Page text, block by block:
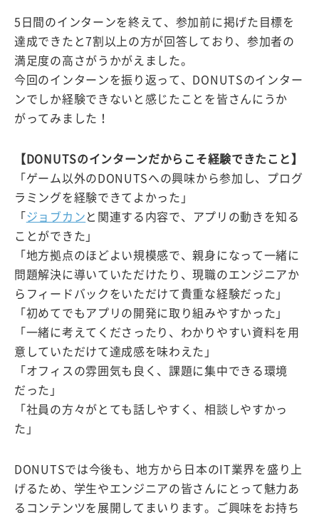
5日間のインターンを終えて、参加前に掲げた目標を
達成できたと7割以上の方が回答しており、参加者の
満足度の高さがうかがえました。
今回のインターンを振り返って、DONUTSのインター
ンでしか経験できないと感じたことを皆さんにうか
がってみました！
【DONUTSのインターンだからこそ経験できたこと】
「ゲーム以外のDONUTSへの興味から参加し、プログ
ラミングを経験できてよかった」
「ジョブカン と関連する内容で、アプリの動きを知る
ことができた」
「地方拠点のほどよい規模感で、親身になって一緒に
問題解決に導いていただけたり、現職のエンジニアか
らフィードバックをいただけて貴重な経験だった」
「初めてでもアプリの開発に取り組みやすかった」
「一緒に考えてくださったり、わかりやすい資料を用
意していただけて達成感を味わえた」
「オフィスの雰囲気も良く、課題に集中できる環境
だった」
「社員の方々がとても話しやすく、相談しやすかっ
た」
DONUTSでは今後も、地方から日本のIT業界を盛り上
げるため、学生やエンジニアの皆さんにとって魅力あ
るコンテンツを展開してまいります。ご興味をお持ち